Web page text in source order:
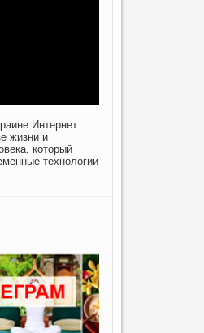
Интернет
жизни и
который
технологии